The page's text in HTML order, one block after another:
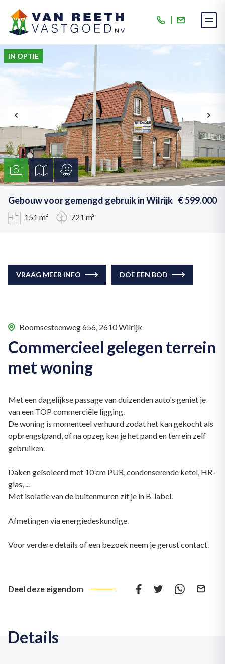
Van Reeth Vastgoed
IN OPTIE
Gebouw voor gemengd gebruik in Wilrijk € 599.000
151 m² 721 m²
Boomsesteenweg 656, 2610 Wilrijk
Commercieel gelegen terrein
met woning
Met een dagelijkse passage van duizenden auto's geniet je
van een TOP commerciële ligging.
De woning is momenteel verhuurd zodat het kan gekocht als
opbrengstpand, of na opzeg kan je het pand en terrein zelf
gebruiken.
Daken geïsoleerd met 10 cm PUR, condenserende ketel, HR-
glas, ...
Met isolatie van de buitenmuren zit je in B-label.
Afmetingen via energiedeskundige.
Voor verdere details of een bezoek neem je gerust contact.
Deel deze eigendom
VRAAG MEER INFO DOE EEN BOD
Details